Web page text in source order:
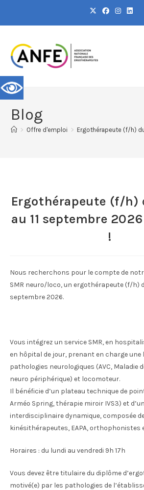
Blog
> Offre d'emploi > Ergothérapeute (f/h)
Ergothérapeute (f/h)
au 11 septembre
!
Nous recherchons pour le compte de
SMR neuro/loco, un ergothérapeute (f/h)
septembre 2026.
Vous intégrez un service SMR, en
en hôpital de jour, prenant en charge une
pathologies neurologiques (AVC, Maladie
neuro périphérique) et locomoteur.
Il bénéficie d’un plateau technique de
Arméo Spring, thérapie miroir IVS3) et
interdisciplinaire dynamique, composée
kinésithérapeutes, EAPA, orthophonistes
Horaires : du lundi au vendredi 9h 17h
Vous devez être titulaire du diplôme
motivé(e) par les pathologies de